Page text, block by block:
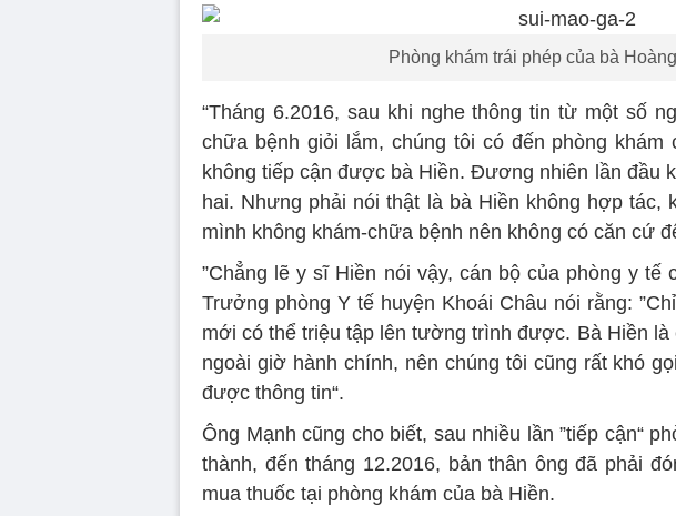
Phòng khám trái phép của bà
“Tháng 6.2016, sau khi nghe thông tin từ một số
chữa bệnh giỏi lắm, chúng tôi có đến phòng khám
không tiếp cận được bà Hiền. Đương nhiên lần đầu
hai. Nhưng phải nói thật là bà Hiền không hợp tác,
mình không khám-chữa bệnh nên không có căn cứ
”Chẳng lẽ y sĩ Hiền nói vậy, cán bộ của phòng y tế
Trưởng phòng Y tế huyện Khoái Châu nói rằng:
mới có thể triệu tập lên tường trình được. Bà Hiền là
ngoài giờ hành chính, nên chúng tôi cũng rất khó
được thông tin“.
Ông Mạnh cũng cho biết, sau nhiều lần ”tiếp cận“
thành, đến tháng 12.2016, bản thân ông đã phải
mua thuốc tại phòng khám của bà Hiền.